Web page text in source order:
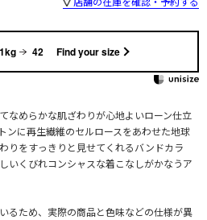
42 Find your size
なめらかな肌ざわりが心地よいローン仕立
ンに再生繊維のセルロースをあわせた地球
りをすっきりと見せてくれるバンドカラ
いくびれコンシャスな着こなしがかなうア
るため、実際の商品と色味などの仕様が異